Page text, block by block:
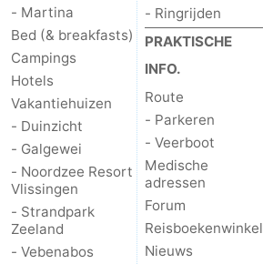
- Martina
Bed (& breakfasts)
Campings
Hotels
Vakantiehuizen
- Duinzicht
- Galgewei
- Noordzee Resort
Vlissingen
- Strandpark
Zeeland
- Vebenabos
- Ringrijden
PRAKTISCHE
INFO.
Route
- Parkeren
- Veerboot
Medische
adressen
Forum
Reisboekenwinkel
Nieuws